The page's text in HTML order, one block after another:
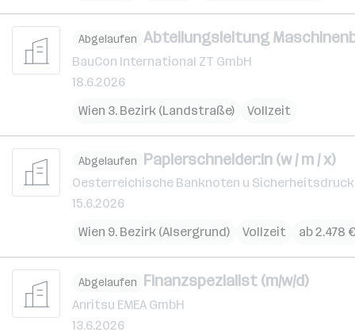
Abgelaufen Abteilungsleitung
BauCon International ZT GmbH
18.6.2026
Wien 3. Bezirk (Landstraße)
Vollzeit
Abgelaufen Papierschneider:in (w / m / x)
Oesterreichische Banknoten u Sicherheitsdruck
15.6.2026
Wien 9. Bezirk (Alsergrund)
Vollzeit ab 2.478
Abgelaufen Finanzspezialist (m/w/d)
Anritsu EMEA GmbH
13.6.2026